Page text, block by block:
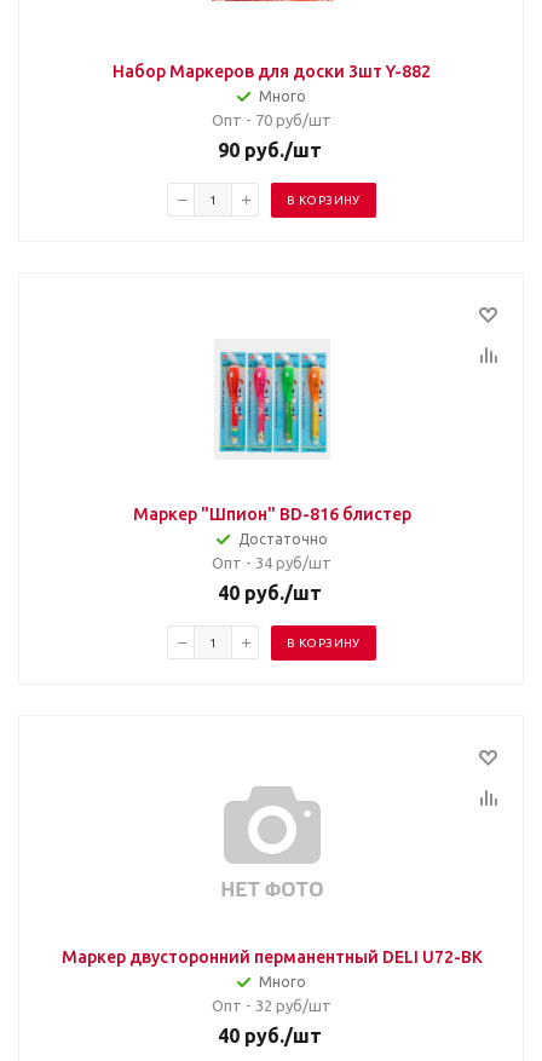
Набор Маркеров для доски 3шт Y-882
Много
Опт - 70 руб/шт
90руб./шт
В КОРЗИНУ
Маркер "Шпион" BD-816 блистер
Достаточно
Опт - 34 руб/шт
40руб./шт
В КОРЗИНУ
Маркер двусторонний перманентный DELI U72-BK
Много
Опт - 32 руб/шт
40руб./шт